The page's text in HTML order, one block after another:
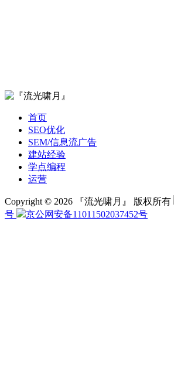
首页
SEO优化
SEM/信息流广告
建站经验
学点编程
运营
Copyright © 2026 『流光啸月』 版权所有
号
京公网安备11011502037452号